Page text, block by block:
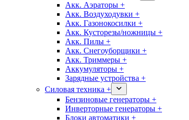
Акк. Аэраторы +
Акк. Воздуходувки +
Акк. Газонокосилки +
Акк. Кусторезы/ножницы +
Акк. Пилы +
Акк. Снегоуборщики +
Акк. Триммеры +
Аккумуляторы +
Зарядные устройства +
Силовая техника +
Бензиновые генераторы +
Инверторные генераторы +
Блоки автоматики +